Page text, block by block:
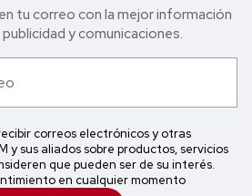
tu correo con la mejor in formación
y comunicaciones.
correos electrónicos y otras
y sus aliados sobre productos, servicios
que pueden ser de su interés.
en cualquier momento